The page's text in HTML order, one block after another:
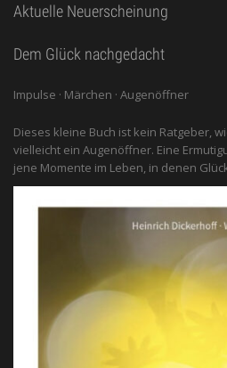
Aktuelle Neuerscheinung
Dem Glück nachgedacht
Impulse · Märchen · Augenöffner
Dieses kleine Buch ist kein Ratgeber,
vielleicht ein Augenöffner. Eine
jene Momente im Leben, in denen